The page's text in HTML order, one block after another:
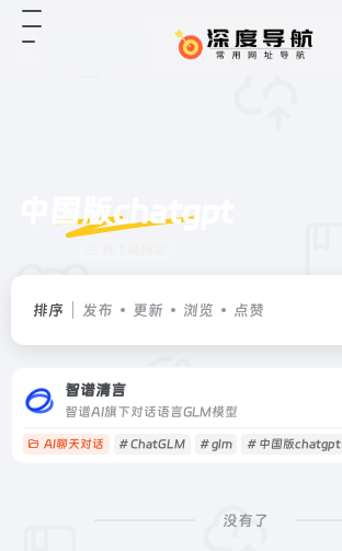
中国版chatgpt
排序 发布 更新 浏览 点赞
智谱清言
智谱AI旗下对话语言GLM模型
AI聊天对话 # ChatGLM # glm # 中国版chatgpt
没有了